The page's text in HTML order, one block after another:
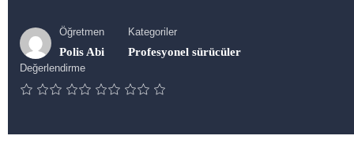
Öğretmen
Polis Abi
Kategoriler
Profesyonel sürücüler
Değerlendirme